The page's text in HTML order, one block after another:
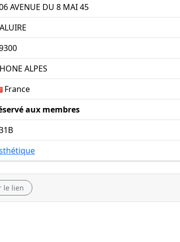
AVENUE DU 8 MAI 45
ALPES
France
aux membres
le lien